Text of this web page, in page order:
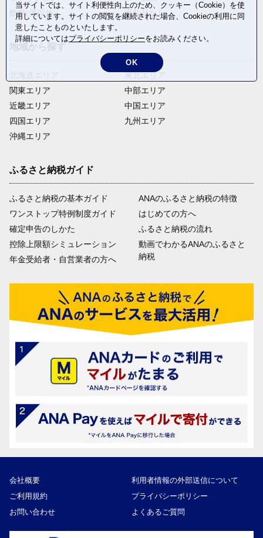
飲料(酒以外)
返礼品なし
関東エリア
近畿エリア
四国エリア
沖縄エリア
東北エリア
中部エリア
中国エリア
九州エリア
ふるさと納税ガイド
ふるさと納税の基本ガイド
ワンストップ特例制度ガイド
確定申告のしかた
控除上限額シミュレーション
年金受給者・自営業者の方へ
ANAのふるさと納税の特徴
はじめての方へ
ふるさと納税の流れ
動画でわかるANAのふるさと
納税
会社概要
利用者情報の外部送信について
ご利用規約
プライバシーポリシー
お問い合わせ
よくあるご質問
当サイトでは、サイト利便性向上のため、クッキー（Cookie）を使
用しています。サイトの閲覧を継続された場合、Cookieの利用に同
意したことものといたします。
詳細についてはプライバシーポリシーをお読みください。
OK